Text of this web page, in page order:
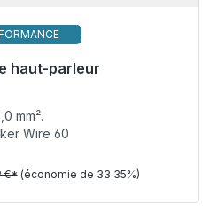
haut-parleur
délai de livraison 48h*
€
mm².
Wire 60
€* (économie de 33.35%)